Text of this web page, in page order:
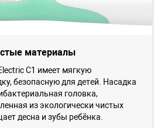
материалы
С1 имеет мягкую
безопасную для детей. Насадка
головка,
из экологически чистых
десна и зубы ребёнка.